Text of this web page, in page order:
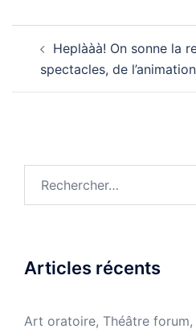
d’articleHeplààà! On sonne la
spectacles, de
Articles récents
Art oratoire, Théâtre